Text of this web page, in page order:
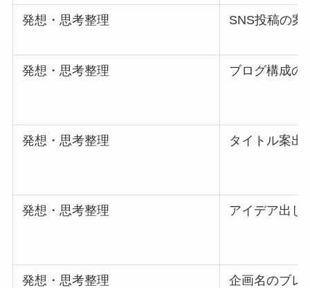
発想・思考整理 SNS投稿の案
発想・思考整理 ブログ構成の
発想・思考整理 タイトル案出
発想・思考整理 アイデア出し
発想・思考整理 企画名のブレ